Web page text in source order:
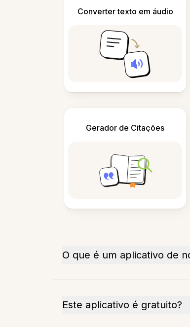
Converter texto em áudio
Gerador de Citações
O que é um aplicativo de
Este aplicativo é gratuito?